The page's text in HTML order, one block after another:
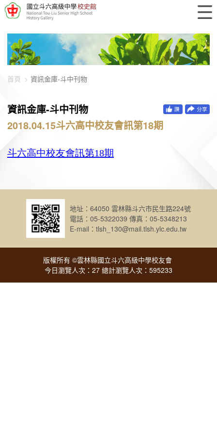
448-896
首頁 資訊金庫-斗中刊物
資訊金庫-斗中刊物
2018.04.15斗六高中校友會訊第18期
斗六高中校友會訊第18期
地址：64050 雲林縣斗六市民生路224號
電話：05-5322039 傳真：05-5348213
E-mail：tlsh_130@mail.tlsh.ylc.edu.tw
版權所有 ©雲林縣國立斗六高級中學校友會
今日瀏覽人次：27 總計瀏覽人次：595233